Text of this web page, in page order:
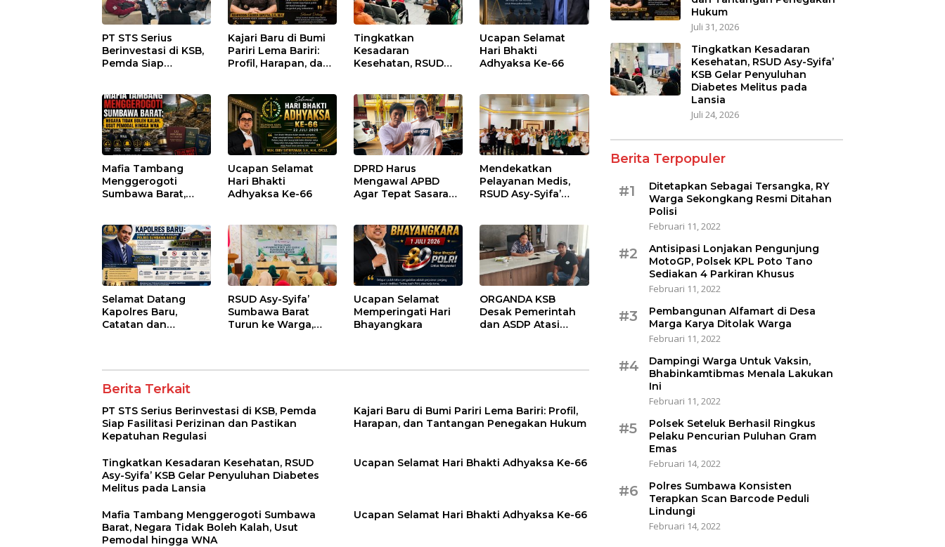
PT STS Serius
Berinvestasi di KSB,
Pemda Siap
Kepatuhan Regulasi
Kajari Baru di Bumi
Pariri Lema Bariri:
Profil, Harapan, dan
Tingkatkan
Kesadaran
Kesehatan, RSUD
Diabetes Melitus
pada Lansia
Ucapan Selamat
Hari Bhakti
Adhyaksa Ke-66
Mafia Tambang
Menggerogoti
Sumbawa Barat,
hingga WNA
Ucapan Selamat
Hari Bhakti
Adhyaksa Ke-66
DPRD Harus
Mengawal APBD
Agar Tepat Sasaran
Kelompok Tertentu
Mendekatkan
Pelayanan Medis,
RSUD Asy-Syifa’
Edukasi Kesehatan
di Taliwang
Selamat Datang
Kapolres Baru,
Catatan dan
RSUD Asy-Syifa’
Sumbawa Barat
Turun ke Warga,
Ucapan Selamat
Memperingati Hari
Bhayangkara
ORGANDA KSB
Desak Pemerintah
dan ASDP Atasi
Berita Terkait
PT STS Serius Berinvestasi di KSB, Pemda
Siap Fasilitasi Perizinan dan Pastikan
Kepatuhan Regulasi
Kajari Baru di Bumi Pariri Lema Bariri: Profil,
Harapan, dan Tantangan Penegakan Hukum
Tingkatkan Kesadaran Kesehatan, RSUD
Asy-Syifa’ KSB Gelar Penyuluhan Diabetes
Melitus pada Lansia
Ucapan Selamat Hari Bhakti Adhyaksa Ke-66
Mafia Tambang Menggerogoti Sumbawa
Barat, Negara Tidak Boleh Kalah, Usut
Pemodal hingga WNA
Ucapan Selamat Hari Bhakti Adhyaksa Ke-66
Hukum
Juli 31, 2026
Tingkatkan Kesadaran
Kesehatan, RSUD Asy-Syifa’
KSB Gelar Penyuluhan
Diabetes Melitus pada
Lansia
Juli 24, 2026
Berita Terpopuler
#1
Ditetapkan Sebagai Tersangka, RY
Warga Sekongkang Resmi Ditahan
Polisi
Februari 11, 2022
#2
Antisipasi Lonjakan Pengunjung
MotoGP, Polsek KPL Poto Tano
Sediakan 4 Parkiran Khusus
Februari 11, 2022
#3
Pembangunan Alfamart di Desa
Marga Karya Ditolak Warga
Februari 11, 2022
#4
Dampingi Warga Untuk Vaksin,
Bhabinkamtibmas Menala Lakukan
Ini
Februari 11, 2022
#5
Polsek Seteluk Berhasil Ringkus
Pelaku Pencurian Puluhan Gram
Emas
Februari 14, 2022
#6
Polres Sumbawa Konsisten
Terapkan Scan Barcode Peduli
Lindungi
Februari 14, 2022